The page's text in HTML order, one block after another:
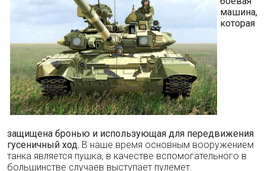
машина,
которая
защищена бронью и использующая для передвижения
гусеничный ход. В наше время основным вооружением
танка является пушка, в качестве вспомогательного в
большинстве случаев выступает пулемет.